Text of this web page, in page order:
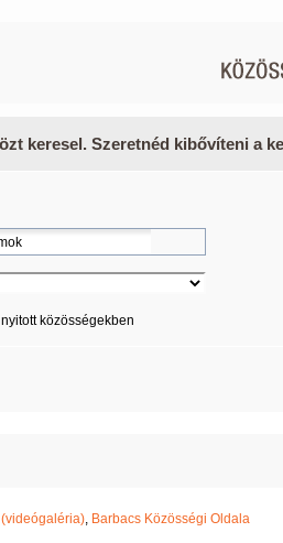
keresel. Szeretnéd kibővíteni a
közösségekben
(videógaléria), Barbacs Közösségi Oldala